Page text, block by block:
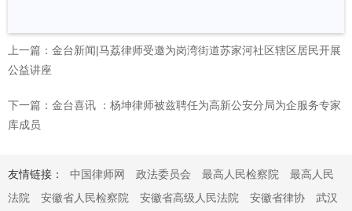
上一篇：金台新闻|马荔律师受邀为岗湾街道苏家河社区辖区居民开展
公益讲座
下一篇：金台喜讯 ：杨坤律师被兹聘任为高新公安分局为企服务专家
库成员
友情链接： 中国律师网 政法委员会 最高人民检察院
最高人民
法院
安徽省人民检察院 安徽省高级人民法院 安徽省律协 武汉